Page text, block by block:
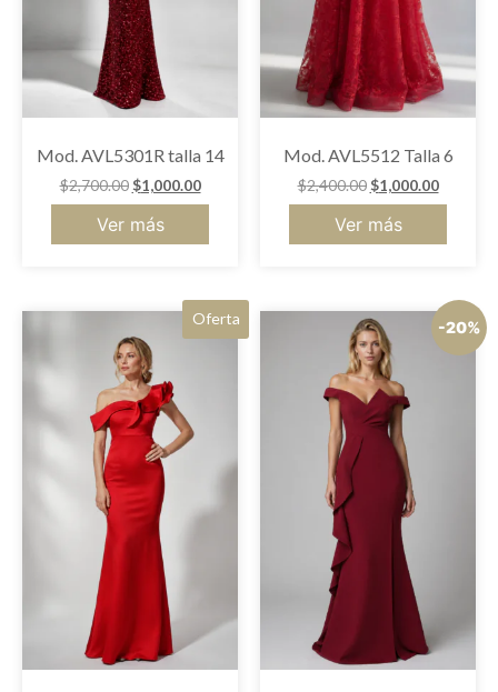
Mod. AVL5301R talla 14
$2,700.00 $1,000.00
Ver más
Mod. AVL5512 Talla 6
$2,400.00 $1,000.00
Ver más
Oferta -20%